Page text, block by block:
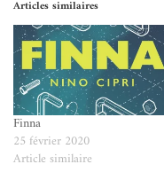
Articles similaires
Finna
25 février 2020
Article similaire